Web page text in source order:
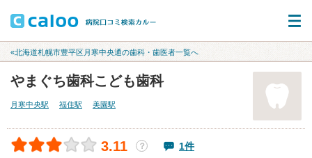
«北海道札幌市豊平区月寒中央通の歯科・歯医者一覧へ
やまぐち歯科こども歯科
月寒中央駅 福住駅 美園駅
3.11 ？ 1件